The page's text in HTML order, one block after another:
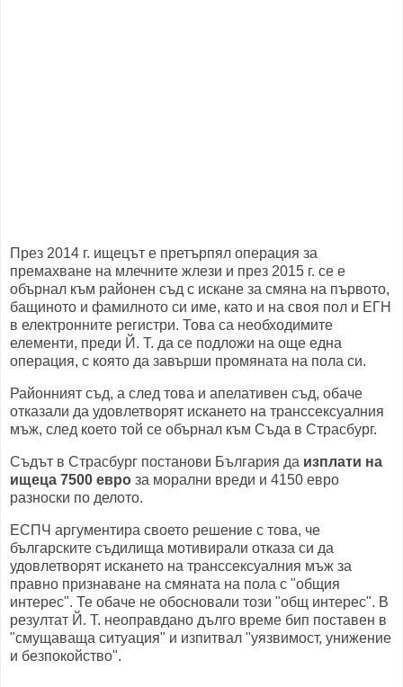
През 2014 г. ищецът е претърпял операция за
премахване на млечните жлези и през 2015 г. се е
обърнал към районен съд с искане за смяна на първото,
бащиното и фамилното си име, като и на своя пол и ЕГН
в електронните регистри. Това са необходимите
елементи, преди Й. Т. да се подложи на още една
операция, с която да завърши промяната на пола си.
Районният съд, а след това и апелативен съд, обаче
отказали да удовлетворят искането на транссексуалния
мъж, след което той се обърнал към Съда в Страсбург.
Съдът в Страсбург постанови България да изплати на
ищеца 7500 евро за морални вреди и 4150 евро
разноски по делото.
ЕСПЧ аргументира своето решение с това, че
българските съдилища мотивирали отказа си да
удовлетворят искането на транссексуалния мъж за
правно признаване на смяната на пола с "общия
интерес". Те обаче не обосновали този "общ интерес". В
резултат Й. Т. неоправдано дълго време бип поставен в
"смущаваща ситуация" и изпитвал "уязвимост, унижение
и безпокойство".